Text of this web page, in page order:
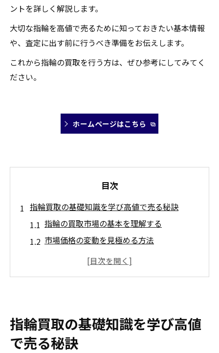
ントを詳しく解説します。
大切な指輪を高値で売るために知っておきたい基本情報
や、査定に出す前に行うべき準備をお伝えします。
これから指輪の買取を行う方は、ぜひ参考にしてみてく
ださい。
ホームページはこちら
目次
指輪買取の基礎知識を学び高値で売る秘訣
指輪の買取市場の基本を理解する
市場価格の変動を見極める方法
高額買取を目指すための指輪の手入れ
宮城県伊具郡丸森町で評価される指輪買取ポイ
ント
指輪買取の基礎知識を学び高値
で売る秘訣